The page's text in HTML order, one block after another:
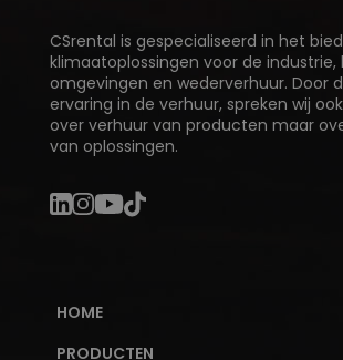
CSrental is gespecialiseerd in het
klimaatoplossingen voor de industrie,
omgevingen en wederverhuur. Door
ervaring in de verhuur, spreken wij
over verhuur van producten maar
van oplossingen.
HOME
PRODUCTEN